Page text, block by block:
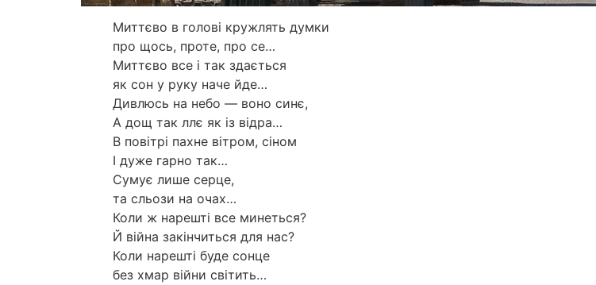
Миттєво в голові кружлять думки
про щось, проте, про се…
Миттєво все і так здається
як сон у руку наче йде…
Дивлюсь на небо — воно синє,
А дощ так ллє як із відра…
В повітрі пахне вітром, сіном
І дуже гарно так…
Сумує лише серце,
та сльози на очах…
Коли ж нарешті все минеться?
Й війна закінчиться для нас?
Коли нарешті буде сонце
без хмар війни світить…